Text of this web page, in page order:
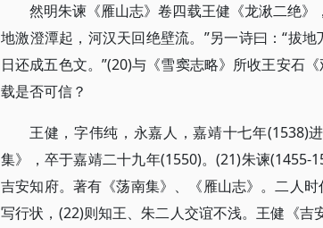
然明朱谏《雁山志》卷四载王健《龙湫二绝
地激澄潭起，河汉天回绝壁流。”另一诗曰：“拔
日还成五色文。”(20)与《雪窦志略》所收王安石
载是否可信？
王健，字伟纯，永嘉人，嘉靖十七年(1538)
集》，卒于嘉靖二十九年(1550)。(21)朱谏(1455-
吉安知府。著有《荡南集》、《雁山志》。二人
写行状，(22)则知王、朱二人交谊不浅。王健《